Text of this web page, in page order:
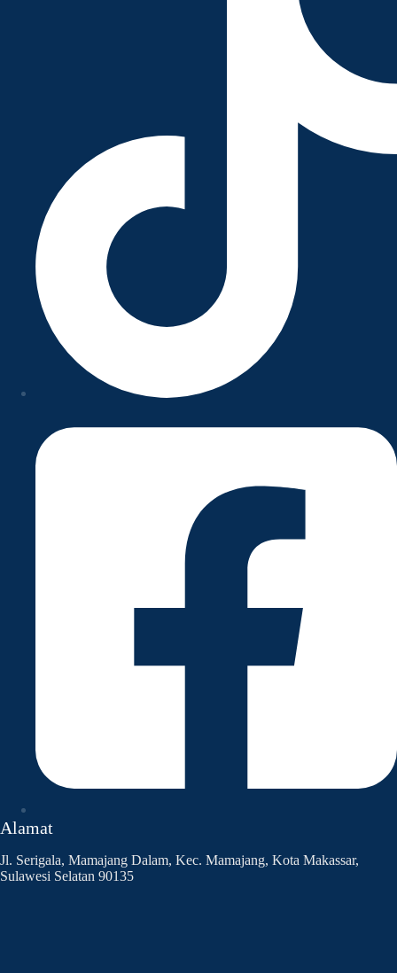
Alamat
Jl. Serigala, Mamajang Dalam, Kec. Mamajang, Kota Makassar,
Sulawesi Selatan 90135